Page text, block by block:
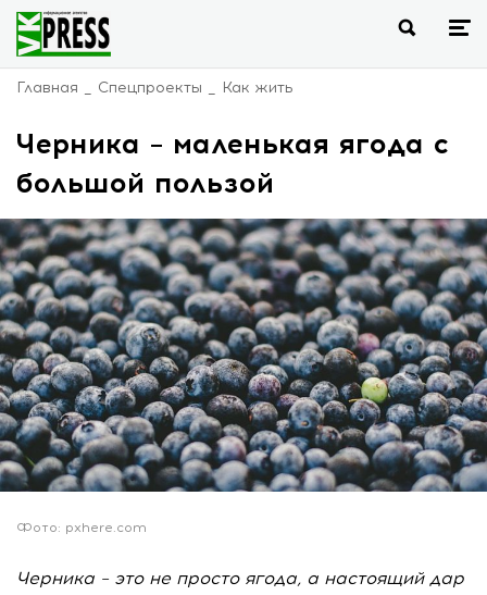
Главная Спецпроекты Как жить
Черника – маленькая ягода с
большой пользой
Фото: pxhere.com
Черника – это не просто ягода, а настоящий дар